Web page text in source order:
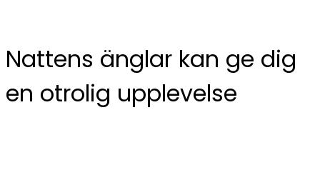
Nattens änglar kan ge dig
en otrolig upplevelse